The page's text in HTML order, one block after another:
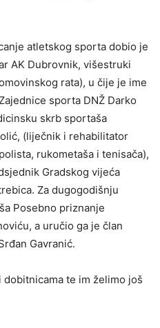
atletskog sporta dobio je
AK Dubrovnik, višestruki
rata), u čije je ime
sporta DNŽ Darko
skrb sportaša
(liječnik i rehabilitator
rukometaša i tenisača),
Gradskog vijeća
Za dugogodišnju
Posebno priznanje
a uručio ga je član
Gavranić.
te im želimo još